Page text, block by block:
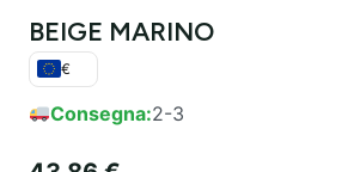
BEIGE MARINO
€
Consegna:2-3